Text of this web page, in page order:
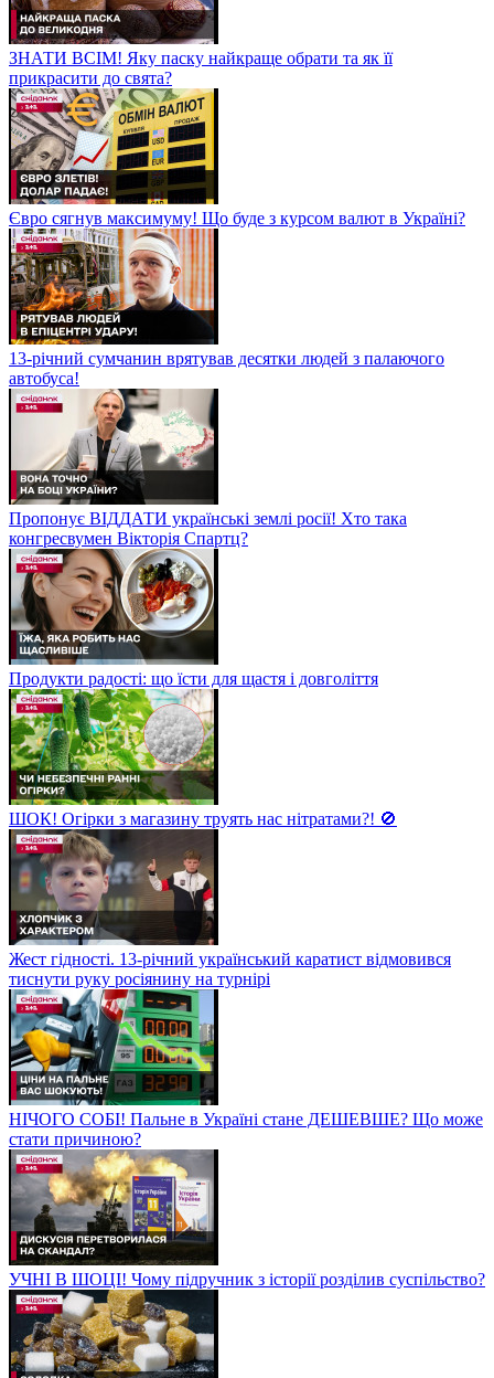
ЗНАТИ ВСІМ! Яку паску найкраще обрати та як її
прикрасити до свята?
Євро сягнув максимуму! Що буде з курсом валют в Україні?
13-річний сумчанин врятував десятки людей з палаючого
автобуса!
Пропонує ВІДДАТИ українські землі росії! Хто така
конгресвумен Вікторія Спартц?
Продукти радості: що їсти для щастя і довголіття
ШОК! Огірки з магазину труять нас нітратами?! 🚫
Жест гідності. 13-річний український каратист відмовився
тиснути руку росіянину на турнірі
НІЧОГО СОБІ! Пальне в Україні стане ДЕШЕВШЕ? Що може
стати причиною?
УЧНІ В ШОЦІ! Чому підручник з історії розділив суспільство?